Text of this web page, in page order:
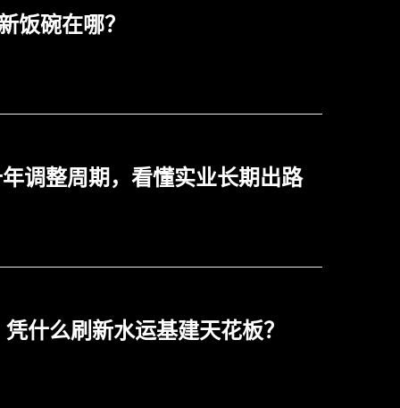
饭碗在哪？
调整周期，看懂实业长期出路
什么刷新水运基建天花板？